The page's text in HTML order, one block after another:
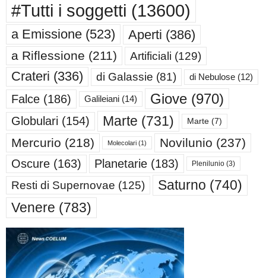
#Tutti i soggetti (13600)
a Emissione (523) Aperti (386)
a Riflessione (211) Artificiali (129)
Crateri (336) di Galassie (81) di Nebulose (12)
Falce (186) Galileiani (14) Giove (970)
Globulari (154) Marte (731) Marte (7)
Mercurio (218) Molecolari (1) Novilunio (237)
Oscure (163) Planetarie (183) Plenilunio (3)
Resti di Supernovae (125) Saturno (740)
Venere (783)